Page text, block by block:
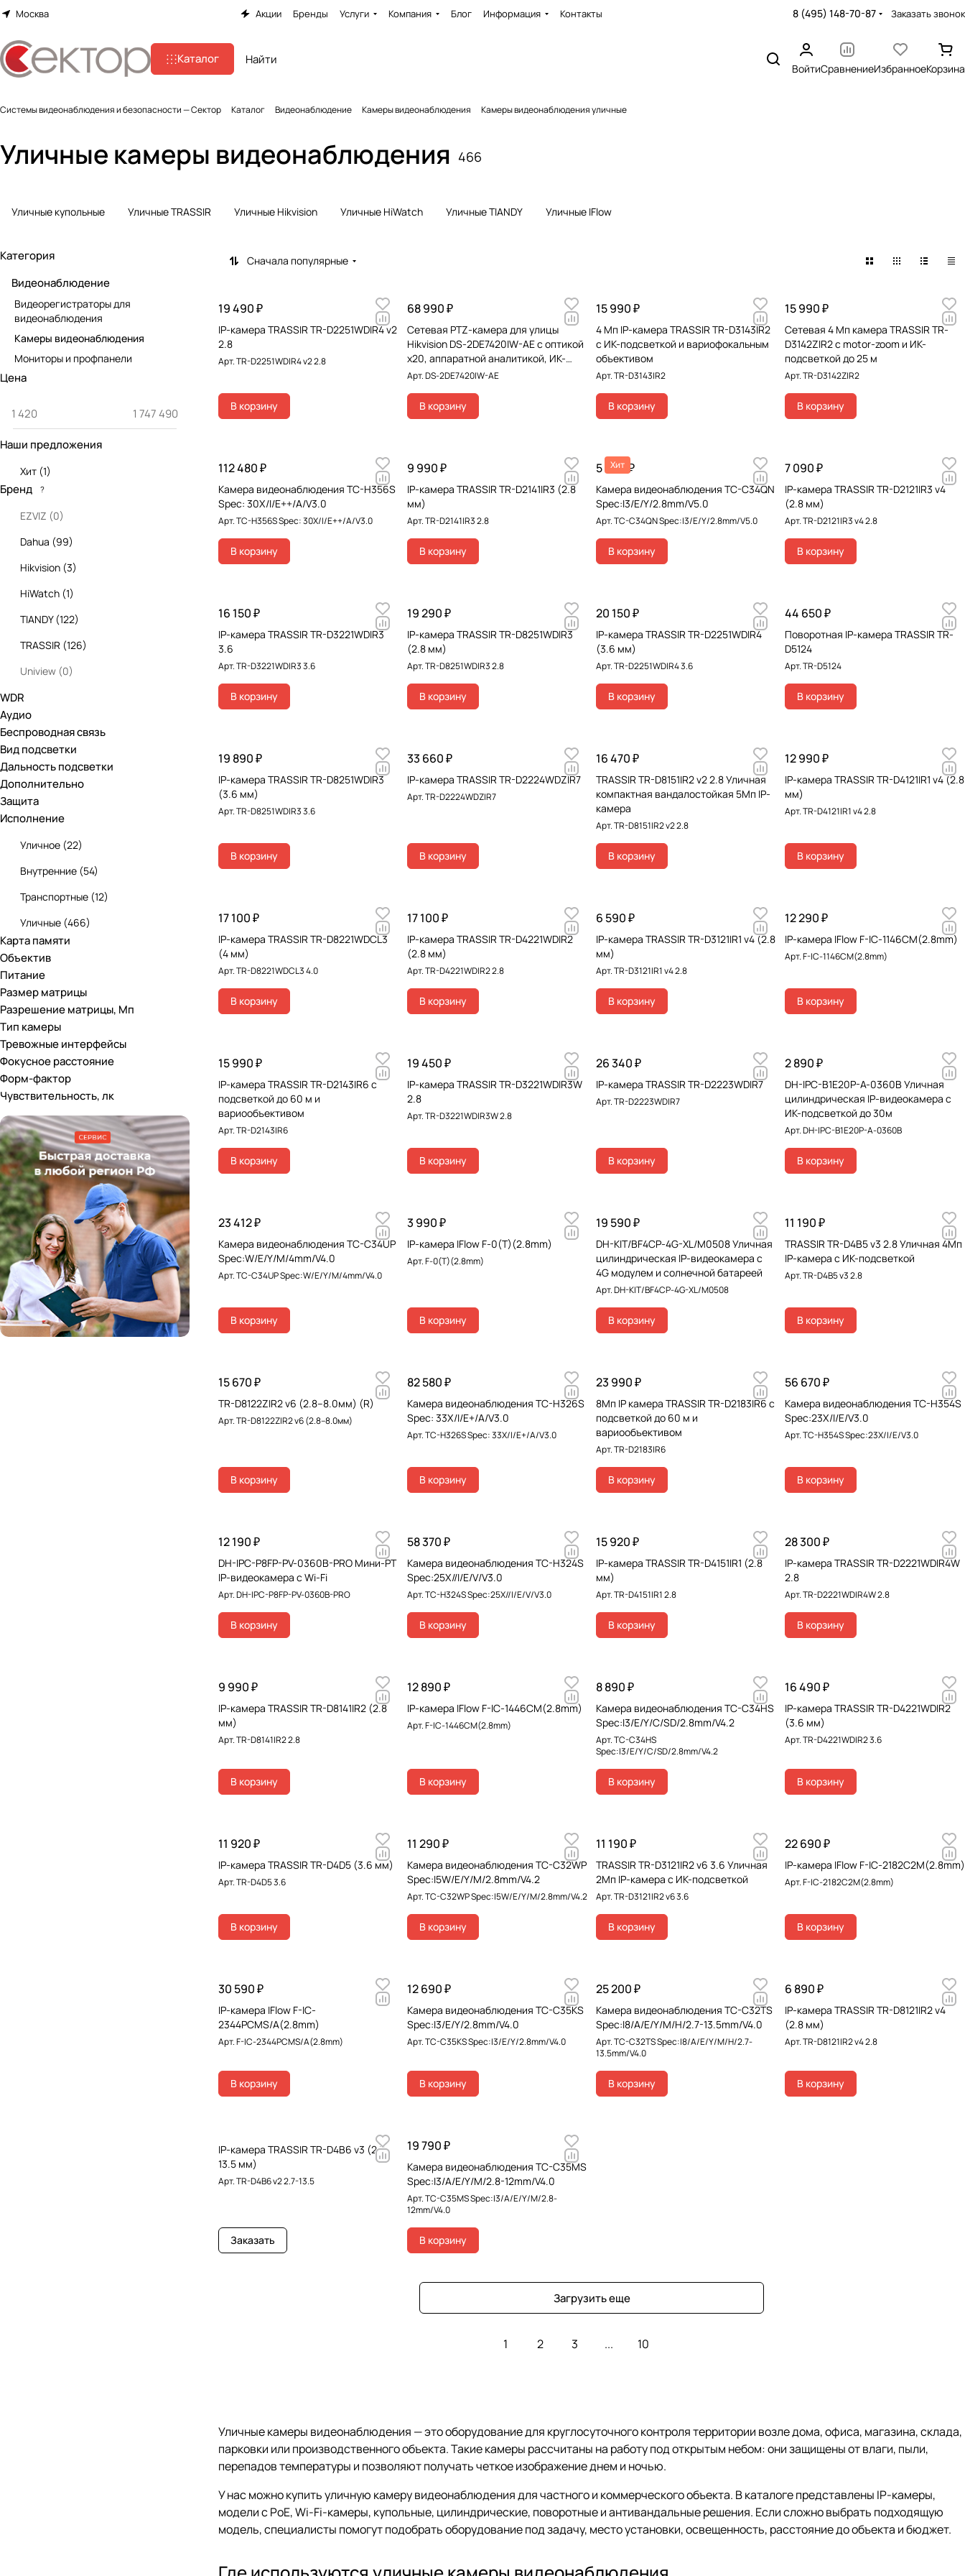
Москва Акции Бренды Услуги Компания Блог Информация Контакты 8 (495) 148-70-87 Заказать звонок
Каталог
ВойтиСравнениеИзбранноеКорзина
Системы видеонаблюдения и безопасности — Сектор Каталог Видеонаблюдение Камеры видеонаблюдения Камеры видеонаблюдения уличные
Уличные камеры видеонаблюдения 466
Уличные купольные Уличные TRASSIR Уличные Hikvision Уличные HiWatch Уличные TIANDY Уличные IFlow
Сначала популярные
19 490 ₽
IP-камера TRASSIR TR-D2251WDIR4 v2
2.8
Арт.TR-D2251WDIR4 v2 2.8
В корзину
68 990 ₽
Сетевая PTZ-камера для улицы
Hikvision DS-2DE7420IW-AE с оптикой
x20, аппаратной аналитикой, ИК-
подс
Арт.DS-2DE7420IW-AE
В корзину
15 990 ₽
4 Мп IP-камера TRASSIR TR-D3143IR2
с ИК-подсветкой и вариофокальным
объективом
Арт.TR-D3143IR2
В корзину
15 990 ₽
Сетевая 4 Мп камера TRASSIR TR-
D3142ZIR2 с motor-zoom и ИК-
подсветкой до 25 м
Арт.TR-D3142ZIR2
В корзину
112 480 ₽
Камера видеонаблюдения TC-H356S
Spec: 30X/I/E++/A/V3.0
Арт.TC-H356S Spec: 30X/I/E++/A/V3.0
В корзину
9 990 ₽
IP-камера TRASSIR TR-D2141IR3 (2.8
мм)
Арт.TR-D2141IR3 2.8
В корзину
Хит
5 990 ₽
Камера видеонаблюдения TC-C34QN
Spec:I3/E/Y/2.8mm/V5.0
Арт.TC-C34QN Spec:I3/E/Y/2.8mm/V5.0
В корзину
7 090 ₽
IP-камера TRASSIR TR-D2121IR3 v4
(2.8 мм)
Арт.TR-D2121IR3 v4 2.8
В корзину
16 150 ₽
IP-камера TRASSIR TR-D3221WDIR3
3.6
Арт.TR-D3221WDIR3 3.6
В корзину
19 290 ₽
IP-камера TRASSIR TR-D8251WDIR3
(2.8 мм)
Арт.TR-D8251WDIR3 2.8
В корзину
20 150 ₽
IP-камера TRASSIR TR-D2251WDIR4
(3.6 мм)
Арт.TR-D2251WDIR4 3.6
В корзину
44 650 ₽
Поворотная IP-камера TRASSIR TR-
D5124
Арт.TR-D5124
В корзину
19 890 ₽
IP-камера TRASSIR TR-D8251WDIR3
(3.6 мм)
Арт.TR-D8251WDIR3 3.6
В корзину
33 660 ₽
IP-камера TRASSIR TR-D2224WDZIR7
Арт.TR-D2224WDZIR7
В корзину
16 470 ₽
TRASSIR TR-D8151IR2 v2 2.8 Уличная
компактная вандалостойкая 5Мп IP-
камера
Арт.TR-D8151IR2 v2 2.8
В корзину
12 990 ₽
IP-камера TRASSIR TR-D4121IR1 v4 (2.8
мм)
Арт.TR-D4121IR1 v4 2.8
В корзину
17 100 ₽
IP-камера TRASSIR TR-D8221WDCL3
(4 мм)
Арт.TR-D8221WDCL3 4.0
В корзину
17 100 ₽
IP-камера TRASSIR TR-D4221WDIR2
(2.8 мм)
Арт.TR-D4221WDIR2 2.8
В корзину
6 590 ₽
IP-камера TRASSIR TR-D3121IR1 v4 (2.8
мм)
Арт.TR-D3121IR1 v4 2.8
В корзину
12 290 ₽
IP-камера IFlow F-IC-1146CM(2.8mm)
Арт.F-IC-1146CM(2.8mm)
В корзину
15 990 ₽
IP-камера TRASSIR TR-D2143IR6 с
подсветкой до 60 м и
вариообъективом
Арт.TR-D2143IR6
В корзину
19 450 ₽
IP-камера TRASSIR TR-D3221WDIR3W
2.8
Арт.TR-D3221WDIR3W 2.8
В корзину
26 340 ₽
IP-камера TRASSIR TR-D2223WDIR7
Арт.TR-D2223WDIR7
В корзину
2 890 ₽
DH-IPC-B1E20P-A-0360B Уличная
цилиндрическая IP-видеокамера с
ИК-подсветкой до 30м
Арт.DH-IPC-B1E20P-A-0360B
В корзину
23 412 ₽
Камера видеонаблюдения TC-C34UP
Spec:W/E/Y/M/4mm/V4.0
Арт.TC-C34UP Spec:W/E/Y/M/4mm/V4.0
В корзину
3 990 ₽
IP-камера IFlow F-0(T)(2.8mm)
Арт.F-0(T)(2.8mm)
В корзину
19 590 ₽
DH-KIT/BF4CP-4G-XL/M0508 Уличная
цилиндрическая IP-видеокамера с
4G модулем и солнечной батареей
Арт.DH-KIT/BF4CP-4G-XL/M0508
В корзину
11 190 ₽
TRASSIR TR-D4B5 v3 2.8 Уличная 4Мп
IP-камера с ИК-подсветкой
Арт.TR-D4B5 v3 2.8
В корзину
15 670 ₽
TR-D8122ZIR2 v6 (2.8–8.0мм) (R)
Арт.TR-D8122ZIR2 v6 (2.8–8.0мм)
В корзину
82 580 ₽
Камера видеонаблюдения TC-H326S
Spec: 33X/I/E+/A/V3.0
Арт.TC-H326S Spec: 33X/I/E+/A/V3.0
В корзину
23 990 ₽
8Мп IP камера TRASSIR TR-D2183IR6 с
подсветкой до 60 м и
вариообъективом
Арт.TR-D2183IR6
В корзину
56 670 ₽
Камера видеонаблюдения TC-H354S
Spec:23X/I/E/V3.0
Арт.TC-H354S Spec:23X/I/E/V3.0
В корзину
12 190 ₽
DH-IPC-P8FP-PV-0360B-PRO Мини-PT
IP-видеокамера с Wi-Fi
Арт.DH-IPC-P8FP-PV-0360B-PRO
В корзину
58 370 ₽
Камера видеонаблюдения TC-H324S
Spec:25X//I/E/V/V3.0
Арт.TC-H324S Spec:25X//I/E/V/V3.0
В корзину
15 920 ₽
IP-камера TRASSIR TR-D4151IR1 (2.8
мм)
Арт.TR-D4151IR1 2.8
В корзину
28 300 ₽
IP-камера TRASSIR TR-D2221WDIR4W
2.8
Арт.TR-D2221WDIR4W 2.8
В корзину
9 990 ₽
IP-камера TRASSIR TR-D8141IR2 (2.8
мм)
Арт.TR-D8141IR2 2.8
В корзину
12 890 ₽
IP-камера IFlow F-IC-1446CM(2.8mm)
Арт.F-IC-1446CM(2.8mm)
В корзину
8 890 ₽
Камера видеонаблюдения TC-C34HS
Spec:I3/E/Y/C/SD/2.8mm/V4.2
Арт.TC-C34HS
Spec:I3/E/Y/C/SD/2.8mm/V4.2
В корзину
16 490 ₽
IP-камера TRASSIR TR-D4221WDIR2
(3.6 мм)
Арт.TR-D4221WDIR2 3.6
В корзину
11 920 ₽
IP-камера TRASSIR TR-D4D5 (3.6 мм)
Арт.TR-D4D5 3.6
В корзину
11 290 ₽
Камера видеонаблюдения TC-C32WP
Spec:I5W/E/Y/M/2.8mm/V4.2
Арт.TC-C32WP Spec:I5W/E/Y/M/2.8mm/V4.2
В корзину
11 190 ₽
TRASSIR TR-D3121IR2 v6 3.6 Уличная
2Мп IP-камера с ИК-подсветкой
Арт.TR-D3121IR2 v6 3.6
В корзину
22 690 ₽
IP-камера IFlow F-IC-2182C2M(2.8mm)
Арт.F-IC-2182C2M(2.8mm)
В корзину
30 590 ₽
IP-камера IFlow F-IC-
2344PCMS/A(2.8mm)
Арт.F-IC-2344PCMS/A(2.8mm)
В корзину
12 690 ₽
Камера видеонаблюдения TC-C35KS
Spec:I3/E/Y/2.8mm/V4.0
Арт.TC-C35KS Spec:I3/E/Y/2.8mm/V4.0
В корзину
25 200 ₽
Камера видеонаблюдения TC-C32TS
Spec:I8/A/E/Y/M/H/2.7-13.5mm/V4.0
Арт.TC-C32TS Spec:I8/A/E/Y/M/H/2.7-
13.5mm/V4.0
В корзину
6 890 ₽
IP-камера TRASSIR TR-D8121IR2 v4
(2.8 мм)
Арт.TR-D8121IR2 v4 2.8
В корзину
IP-камера TRASSIR TR-D4B6 v3 (2.7–
13.5 мм)
Арт.TR-D4B6 v2 2.7-13.5
Заказать
19 790 ₽
Камера видеонаблюдения TC-C35MS
Spec:I3/A/E/Y/M/2.8-12mm/V4.0
Арт.TC-C35MS Spec:I3/A/E/Y/M/2.8-
12mm/V4.0
В корзину
Загрузить еще
1 2 3 ... 10
Уличные камеры видеонаблюдения — это оборудование для круглосуточного контроля территории возле дома, офиса, магазина, склада,
парковки или производственного объекта. Такие камеры рассчитаны на работу под открытым небом: они защищены от влаги, пыли,
перепадов температуры и позволяют получать четкое изображение днем и ночью.
У нас можно купить уличную камеру видеонаблюдения для частного и коммерческого объекта. В каталоге представлены IP-камеры,
модели с PoE, Wi-Fi-камеры, купольные, цилиндрические, поворотные и антивандальные решения. Если сложно выбрать подходящую
модель, специалисты помогут подобрать оборудование под задачу, место установки, освещенность, расстояние до объекта и бюджет.
Категория
Видеонаблюдение
Видеорегистраторы для
видеонаблюдения
Камеры видеонаблюдения
Мониторы и профпанели
Цена
Наши предложения
Хит (1)
Бренд ?
EZVIZ (0)
Dahua (99)
Hikvision (3)
HiWatch (1)
TIANDY (122)
TRASSIR (126)
Uniview (0)
IFlow
WDR
Аудио
Беспроводная связь
Вид подсветки
Дальность подсветки
Дополнительно
Защита
Исполнение
Уличное (22)
Внутренние (54)
Транспортные (12)
Уличные (466)
Карта памяти
Объектив
Питание
Размер матрицы
Разрешение матрицы, Мп
Тип камеры
Тревожные интерфейсы
Фокусное расстояние
Форм-фактор
Чувствительность, лк